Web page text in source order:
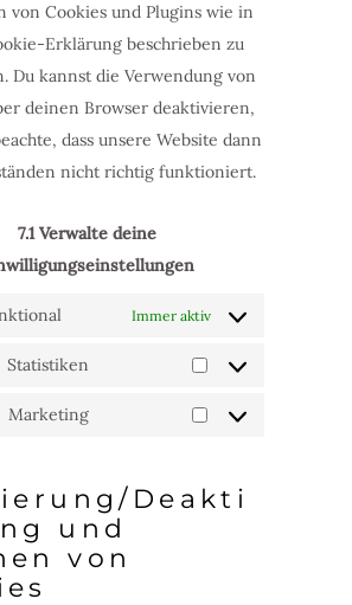
von Cookies und Plugins wie in
Erklärung beschrieben zu
Du kannst die Verwendung von
deinen Browser deaktivieren,
dass unsere Website dann
nicht richtig funktioniert.
7.1 Verwalte deine
Immer aktiv
Statistiken
Marketing
Deakti
und
von